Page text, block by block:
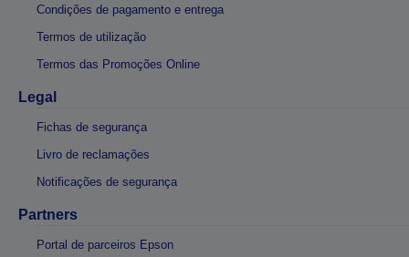
Condições de pagamento e entrega
Termos de utilização
Termos das Promoções Online
Legal
Fichas de segurança
Livro de reclamações
Notificações de segurança
Partners
Portal de parceiros Epson